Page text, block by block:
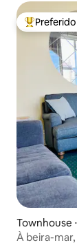
Entre os
Townhouse
À beira-mar,